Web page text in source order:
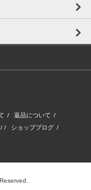
/ 返品について /
/ / ショップブログ /